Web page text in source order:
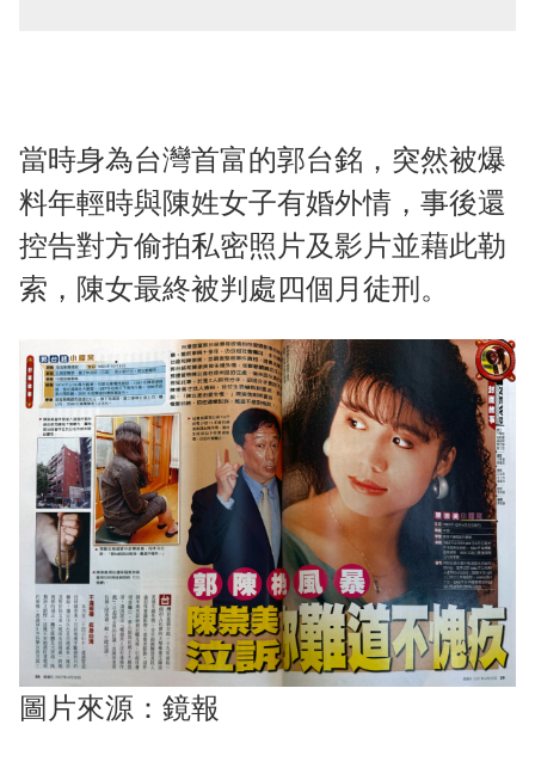
當時身為台灣首富的郭台銘，突然被爆
料年輕時與陳姓女子有婚外情，事後還
控告對方偷拍私密照片及影片並藉此勒
索，陳女最終被判處四個月徒刑。
圖片來源：鏡報